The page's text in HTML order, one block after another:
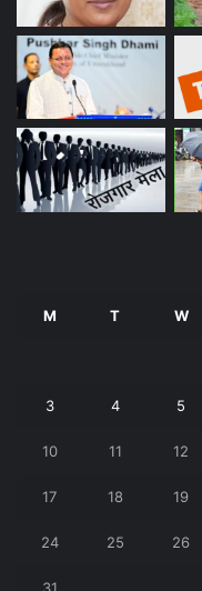
M T W
3 4 5
10 11 12
17 18 19
24 25 26